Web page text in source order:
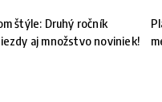
štýle: Druhý ročník
aj množstvo noviniek!